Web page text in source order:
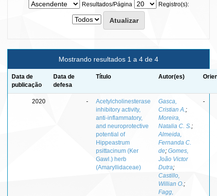
Resultados/Página
Registro(s):
Mostrando resultados 1 a 4 de 4
Data de
publicação
Data de
defesa
Título Autor(es)
2020 -
Acetylcholinesterase
inhibitory activity,
anti-inflammatory,
and neuroprotective
potential of
Hippeastrum
psittacinum (Ker
Gawl.) herb
(Amaryllidaceae)
Gasca,
Cristian A. ;
Moreira,
Natalia C. S. ;
Almeida,
Fernanda C.
de; Gomes,
João Victor
Dutra;
Castillo,
Willian O. ;
Fagg,
-